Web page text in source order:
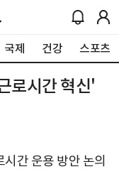
국제 건강 스포츠
로시간 혁신'
간 운용 방안 논의